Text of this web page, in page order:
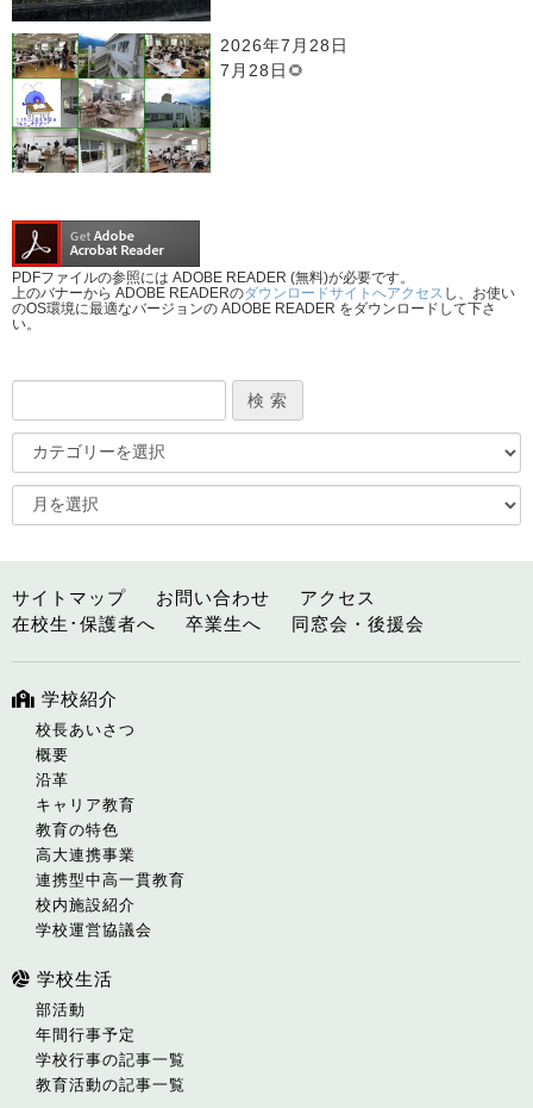
2026年7月28日
7月28日🌻
PDFファイルの参照には ADOBE READER (無料)が必要です。
上のバナーから ADOBE READERのダウンロードサイトへアクセス し、お使い
のOS環境に最適なバージョンの ADOBE READER をダウンロードして下さ
い。
サイトマップ お問い合わせ
アクセス
在校生･保護者へ
卒業生へ 同窓会・後援会
学校紹介
校長あいさつ
概要
沿革
キャリア教育
教育の特色
高大連携事業
連携型中高一貫教育
校内施設紹介
学校運営協議会
学校生活
部活動
年間行事予定
学校行事の記事一覧
教育活動の記事一覧